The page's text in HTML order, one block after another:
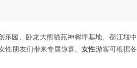
乐园、卧龙大熊猫苑神树坪基地、都江堰中
性朋友们带来专属惊喜。女性游客可根据各